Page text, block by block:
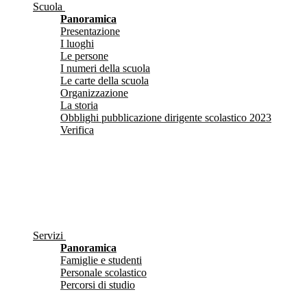
Scuola
Panoramica
Presentazione
I luoghi
Le persone
I numeri della scuola
Le carte della scuola
Organizzazione
La storia
Obblighi pubblicazione dirigente scolastico 2023
Verifica
Servizi
Panoramica
Famiglie e studenti
Personale scolastico
Percorsi di studio